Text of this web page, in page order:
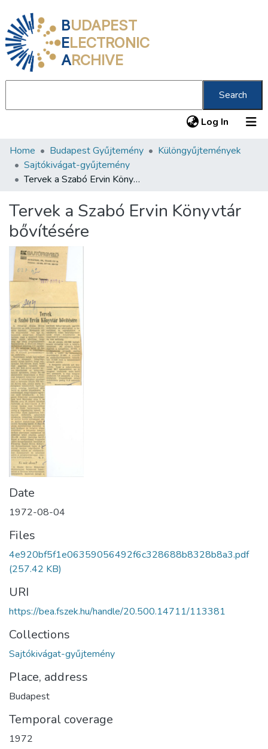
BUDAPEST
ELECTRONIC
ARCHIVE
Search
Log In (current)
Communities & Collections
All of DSpace
About us
Home Budapest Gyűjtemény
Különgyűjtemények
Sajtókivágat-gyűjtemény
Tervek a Szabó Ervin Könyvtár bővítésére
Tervek a Szabó Ervin Könyvtár
bővítésére
Date
1972-08-04
Files
4e920bf5f1e06359056492f6c328688b8328b8a3.pdf
(257.42 KB)
URI
https://bea.fszek.hu/handle/20.500.14711/113381
Collections
Sajtókivágat-gyűjtemény
Place, address
Budapest
Temporal coverage
1972